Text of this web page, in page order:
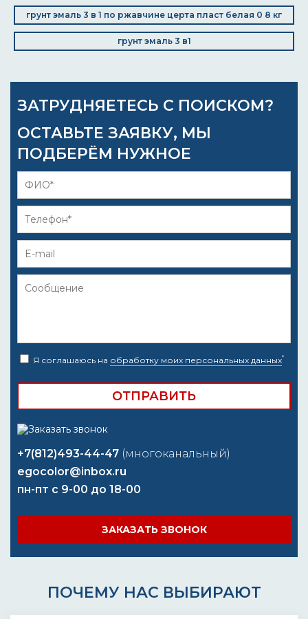
грунт эмаль 3 в 1 по ржавчине церта пласт белая 0 8 кг
грунт эмаль 3 в1
ЗАТРУДНЯЕТЕСЬ С ПОИСКОМ?
ОСТАВЬТЕ ЗАЯВКУ, МЫ
ПОДБЕРЁМ НУЖНОЕ
Я соглашаюсь на обработку моих персональных данных*
+7(812)493-44-47 (многоканальный)
egocolor@inbox.ru
пн-пт с 9-00 до 18-00
ЗАКАЗАТЬ ЗВОНОК
ПОЧЕМУ НАС ВЫБИРАЮТ